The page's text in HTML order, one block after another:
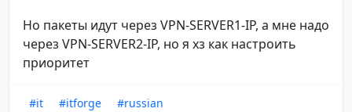
Но пакеты идут через VPN-SERVER1-IP, а мне надо
через VPN-SERVER2-IP, но я хз как настроить
приоритет
#it #itforge #russian